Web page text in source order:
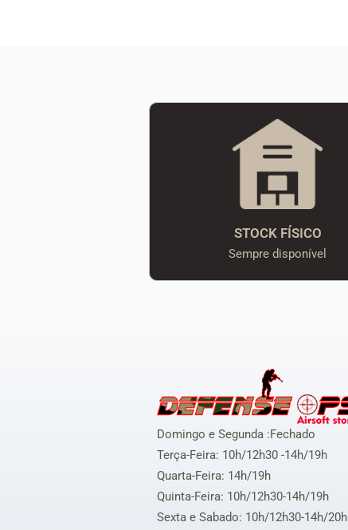
STOCK FÍSICO
Sempre disponível
Domingo e Segunda :Fechado
Terça-Feira: 10h/12h30 -14h/19h
Quarta-Feira: 14h/19h
Quinta-Feira: 10h/12h30-14h/19h
Sexta e Sabado: 10h/12h30-14h/20h